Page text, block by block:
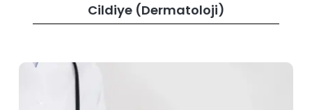
Cildiye (Dermatoloji)